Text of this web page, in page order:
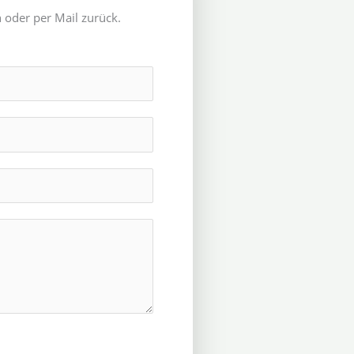
per Mail zurück.